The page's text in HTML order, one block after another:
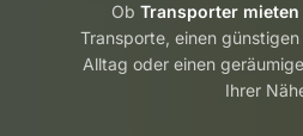
Ob Transporter mieten
Transporte, einen
Alltag oder einen
Ihrer